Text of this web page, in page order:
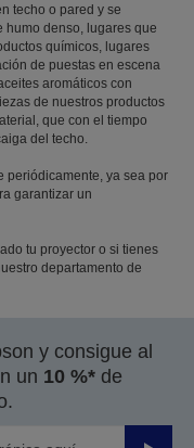
techo o pared y se
humo denso, lugares que
químicos, lugares
de puestas en escena
aromáticos con
de nuestros productos
que con el tiempo
del techo.
periódicamente, ya sea por
garantizar un
tu proyector o si tienes
departamento de
y consigue al
un 10 %* de